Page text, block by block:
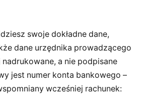
swoje dokładne dane,
dane urzędnika prowadzącego
a nie podpisane
jest numer konta bankowego –
wcześniej rachunek: